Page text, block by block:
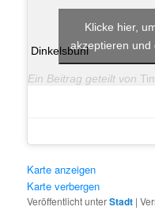
Dinkelsbühl
Ein Beitrag geteilt von
Klicke hier,
akzeptieren und
Karte anzeigen
Karte verbergen
Veröffentlicht unterStadt |